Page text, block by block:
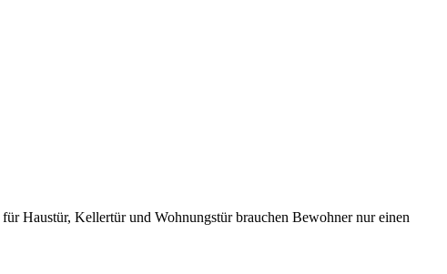
Haustür, Kellertür und Wohnungstür brauchen Bewohner nur einen